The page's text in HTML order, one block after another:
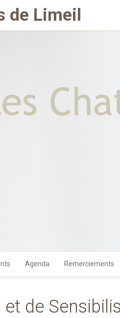
de Limeil
Agenda Remerciements
de